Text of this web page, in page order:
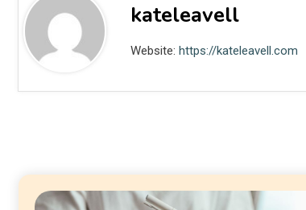
kateleavell
Website: https://kateleavell.com